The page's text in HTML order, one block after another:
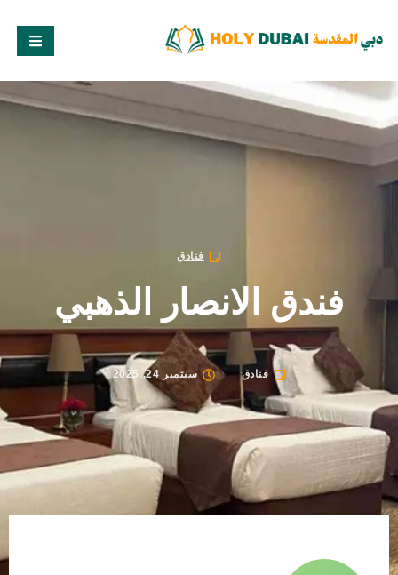
فنادق
فندق الانصار الذهبي
فنادق سبتمبر 24, 2025